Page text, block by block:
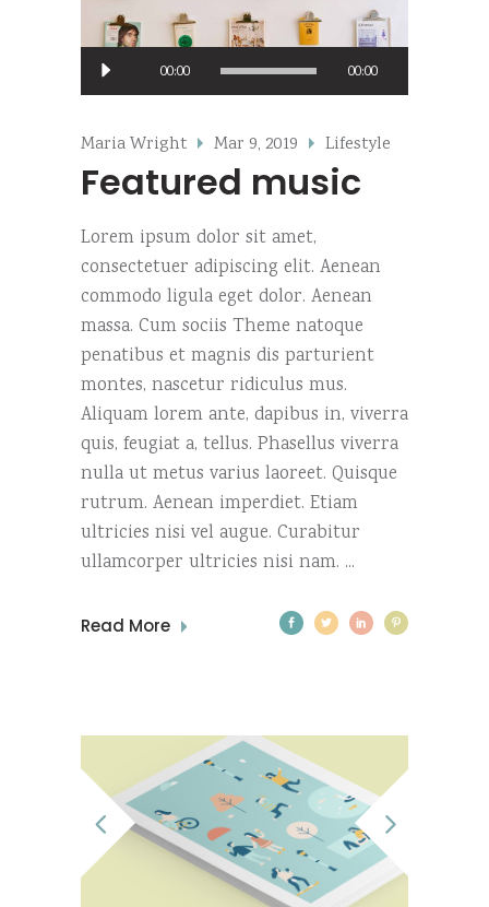
Audio
Player
00:00 00:00
Maria Wright Mar 9, 2019 Lifestyle
Featured music
Lorem ipsum dolor sit amet,
consectetuer adipiscing elit. Aenean
commodo ligula eget dolor. Aenean
massa. Cum sociis Theme natoque
penatibus et magnis dis parturient
montes, nascetur ridiculus mus.
Aliquam lorem ante, dapibus in, viverra
quis, feugiat a, tellus. Phasellus viverra
nulla ut metus varius laoreet. Quisque
rutrum. Aenean imperdiet. Etiam
ultricies nisi vel augue. Curabitur
ullamcorper ultricies nisi nam.
Read More